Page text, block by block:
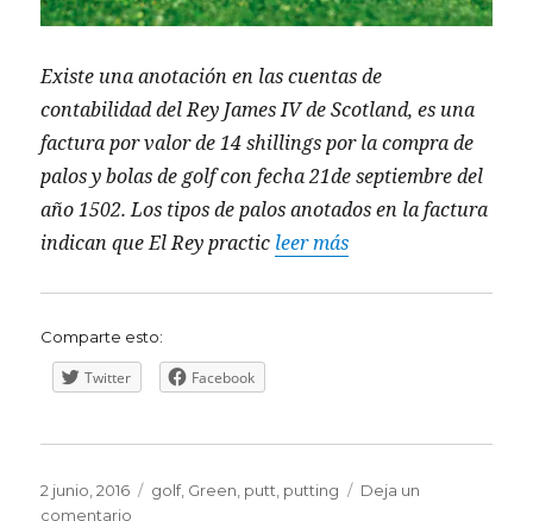
Existe una anotación en las cuentas de
contabilidad del Rey James IV de Scotland, es una
factura por valor de 14 shillings por la compra de
palos y bolas de golf con fecha 21de septiembre del
año 1502. Los tipos de palos anotados en la factura
indican que El Rey practic leer más
Comparte esto:
Twitter Facebook
Publicado
el
2 junio, 2016 Etiquetas
golf, Green putt putting
Deja un
comentario